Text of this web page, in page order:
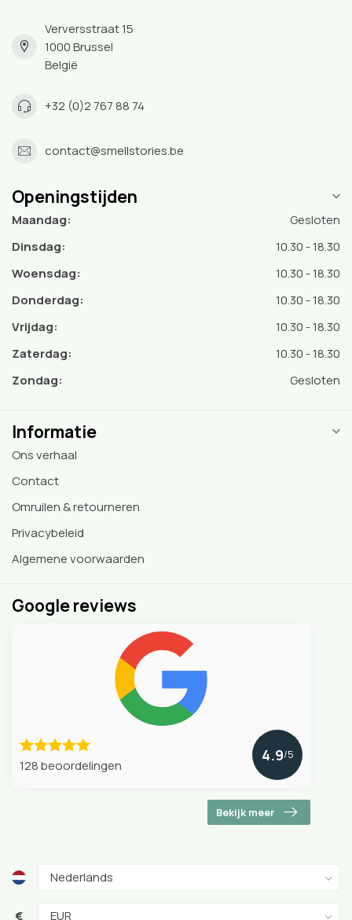
Verversstraat 15
1000 Brussel
België
+32 (0)2 767 88 74
contact@smellstories.be
Openingstijden
Maandag:
Gesloten
Dinsdag:
10.30 - 18.30
Woensdag:
10.30 - 18.30
Donderdag:
10.30 - 18.30
Vrijdag:
10.30 - 18.30
Zaterdag:
10.30 - 18.30
Zondag:
Gesloten
Informatie
Ons verhaal
Contact
Omruilen & retourneren
Privacybeleid
Algemene voorwaarden
Google reviews
128 beoordelingen
4.9/5
Bekijk meer
€